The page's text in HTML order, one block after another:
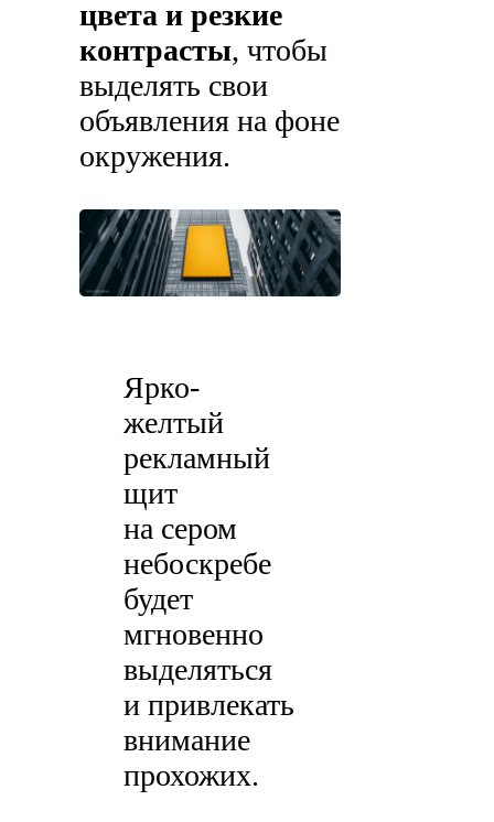
цвета и резкие
контрасты, чтобы
выделять свои
объявления на фоне
окружения.
Ярко-
желтый
рекламный
щит
на сером
небоскребе
будет
мгновенно
выделяться
и привлекать
внимание
прохожих.